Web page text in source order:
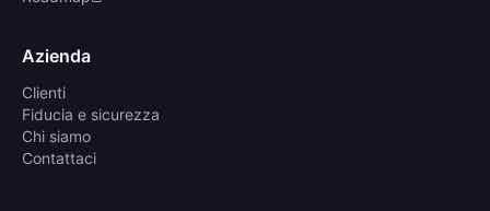
Azienda
Clienti
Fiducia e sicurezza
Chi siamo
Contattaci